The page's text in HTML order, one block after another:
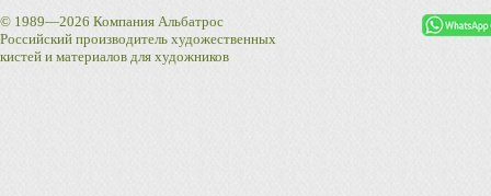
© 1989—2026 Компания Альбатрос
Российский производитель художественных
кистей и материалов для художников